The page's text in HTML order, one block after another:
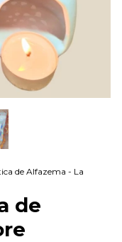
de Alfazema - La
de